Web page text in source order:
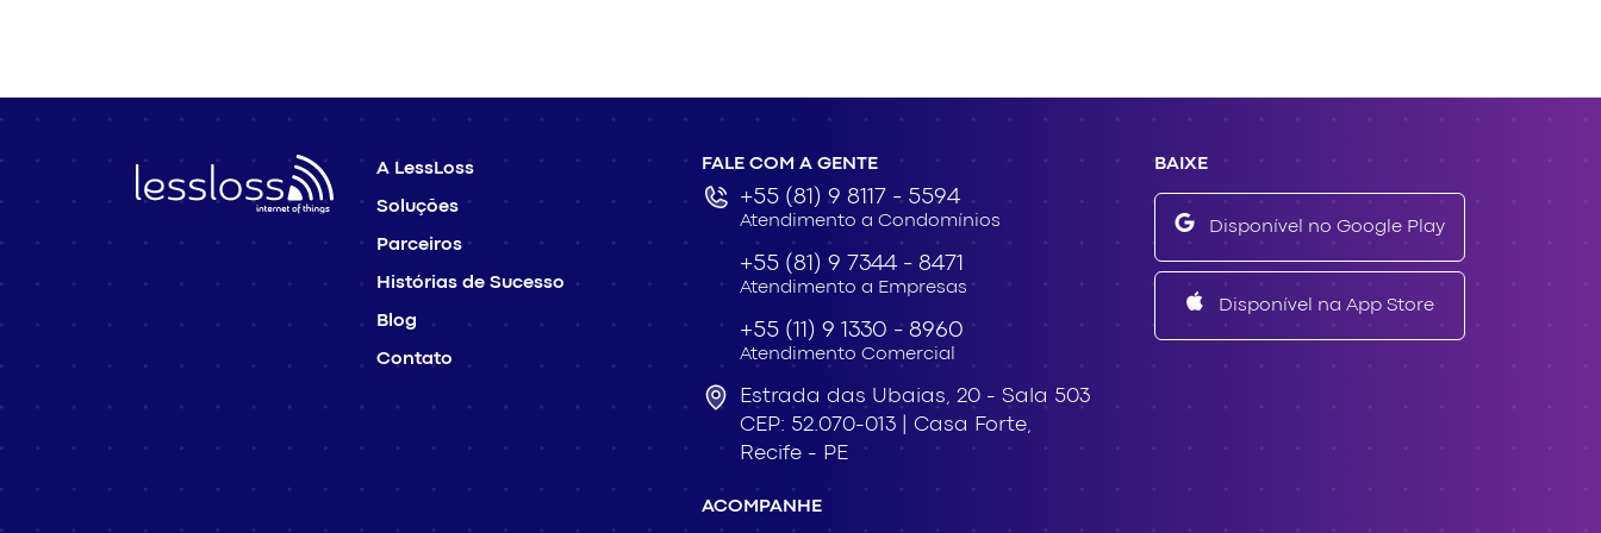
A LessLoss
Soluções
Parceiros
Histórias de Sucesso
Blog
Contato
FALE COM A GENTE
+55 (81) 9 8117 - 5594
Atendimento a Condomínios
+55 (81) 9 7344 - 8471
Atendimento a Empresas
+55 (11) 9 1330 - 8960
Atendimento Comercial
Estrada das Ubaias, 20 - Sala 503
CEP: 52.070-013 | Casa Forte,
Recife - PE
ACOMPANHE
BAIXE
Disponível no Google Play
Disponível na App Store